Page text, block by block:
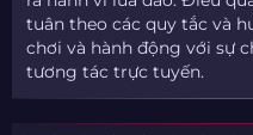
tuân theo các quy tắc và
chơi và hành động với sự
tương tác trực tuyến.